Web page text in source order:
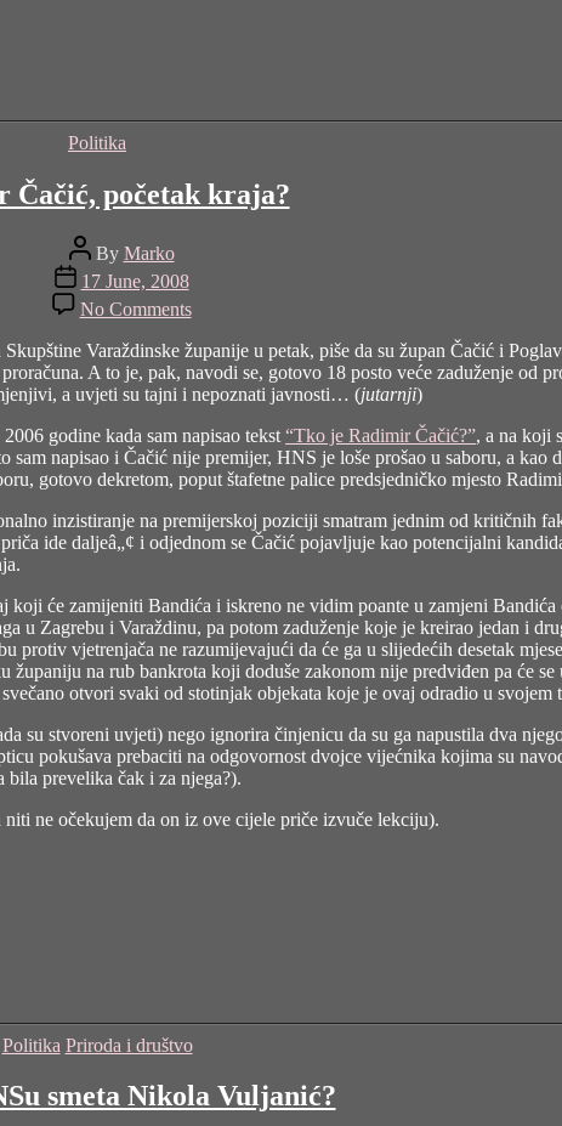
Categories
Politika
Čačić, početak kraja?
Post
author
By Marko
Post
date
17 June, 2008
No Commentson
Radimir
Čačić,
početak
kraja?
Varaždinske županije u petak, piše da su župan Čačić i
A to je, pak, navodi se, gotovo 18 posto veće zaduženje od
a uvjeti su tajni i nepoznati javnosti… (jutarnji)
godine kada sam napisao tekst “Tko je Radimir Čačić?”, a na koji
napisao i Čačić nije premijer, HNS je loše prošao u saboru, a kao
gotovo dekretom, poput štafetne palice predsjedničko mjesto
inzistiranje na premijerskoj poziciji smatram jednim od kritičnih
ide daljeâ„¢ i odjednom se Čačić pojavljuje kao potencijalni
će zamijeniti Bandića i iskreno ne vidim poante u zamjeni
u Zagrebu i Varaždinu, pa potom zaduženje koje je kreirao jedan i
vjetrenjača ne razumijevajući da će ga u slijedećih desetak
na rub bankrota koji doduše zakonom nije predviđen pa će se
otvori svaki od stotinjak objekata koje je ovaj odradio u svojem
su stvoreni uvjeti) nego ignorira činjenicu da su ga napustila dva
pokušava prebaciti na odgovornost dvojce vijećnika kojima su
prevelika čak i za njega?).
ne očekujem da on iz ove cijele priče izvuče lekciju).
Categories
Politika Priroda i društvo
smeta Nikola Vuljanić?